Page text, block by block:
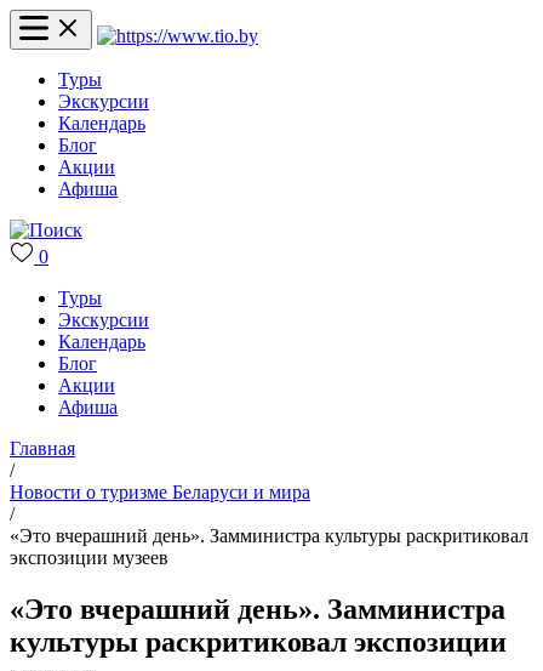
Туры
Экскурсии
Календарь
Блог
Акции
Афиша
0
Туры
Экскурсии
Календарь
Блог
Акции
Афиша
Главная
/
Новости о туризме Беларуси и мира
/
«Это вчерашний день». Замминистра культуры раскритиковал
экспозиции музеев
«Это вчерашний день». Замминистра
культуры раскритиковал экспозиции